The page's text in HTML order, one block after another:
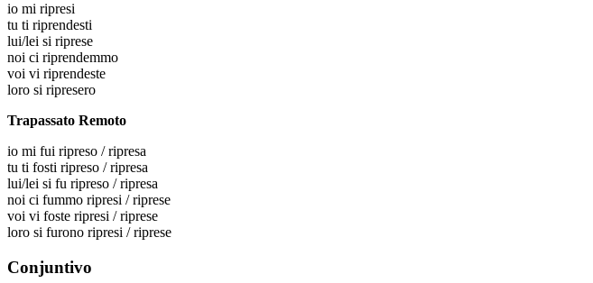
io mi ripresi
tu ti riprendesti
lui/lei si riprese
noi ci riprendemmo
voi vi riprendeste
loro si ripresero
Trapassato Remoto
io mi fui ripreso / ripresa
tu ti fosti ripreso / ripresa
lui/lei si fu ripreso / ripresa
noi ci fummo ripresi / riprese
voi vi foste ripresi / riprese
loro si furono ripresi / riprese
Conjuntivo